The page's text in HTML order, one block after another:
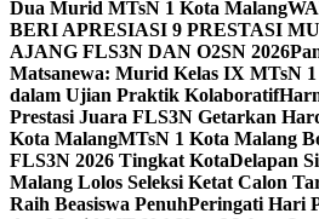
Dua Murid MTsN 1 Kota Malang
BERI APRESIASI 9 PRESTASI
AJANG FLS3N DAN O2SN 2026
Matsanewa: Murid Kelas IX MTsN
dalam Ujian Praktik Kolaboratif
Prestasi Juara FLS3N Getarkan
Kota MalangMTsN 1 Kota Malang
FLS3N 2026 Tingkat KotaDelapan
Malang Lolos Seleksi Ketat Calon
Raih Beasiswa PenuhPeringati Hari